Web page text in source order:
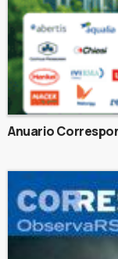
Anuario